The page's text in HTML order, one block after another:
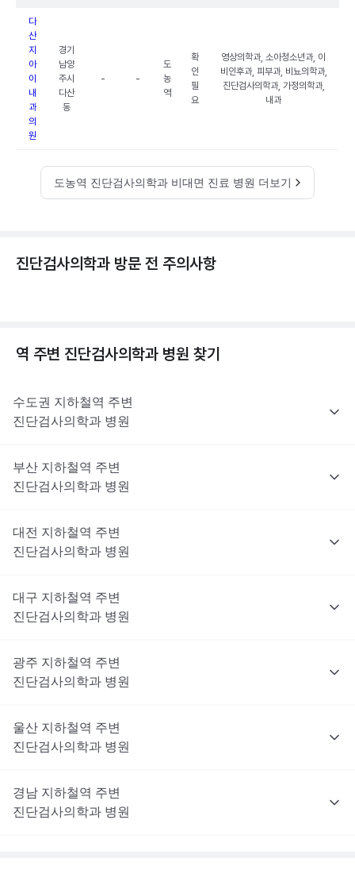
다
산
지
아
이
내
과
의
원
경기
남양
주시
다산
동
- -
도
농
역
확
인
필
요
영상의학과, 소아청소년과, 이
비인후과, 피부과, 비뇨의학과,
진단검사의학과, 가정의학과,
내과
도농역 진단검사의학과 비대면 진료 병원 더보기
진단검사의학과 방문 전 주의사항
역 주변 진단검사의학과 병원 찾기
수도권 지하철역 주변
진단검사의학과 병원
부산 지하철역 주변
진단검사의학과 병원
대전 지하철역 주변
진단검사의학과 병원
대구 지하철역 주변
진단검사의학과 병원
광주 지하철역 주변
진단검사의학과 병원
울산 지하철역 주변
진단검사의학과 병원
경남 지하철역 주변
진단검사의학과 병원